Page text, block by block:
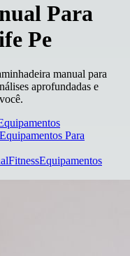
Para
Pe
manual para
aprofundadas e
Equipamentos Para
FitnessEquipamentos